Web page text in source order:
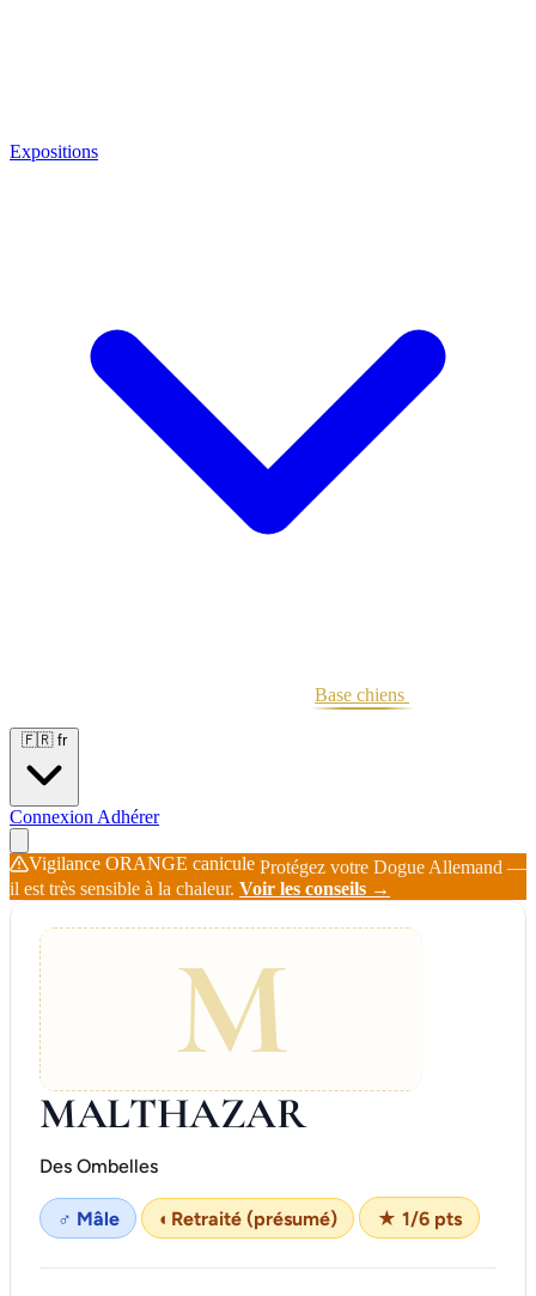
Expositions
Base chiens
🇫🇷 fr
Connexion Adhérer
Vigilance ORANGE canicule Protégez votre Dogue Allemand —
il est très sensible à la chaleur. Voir les conseils →
M
MALTHAZAR
Des Ombelles
♂ Mâle ◐ Retraité (présumé) ★ 1/6 pts